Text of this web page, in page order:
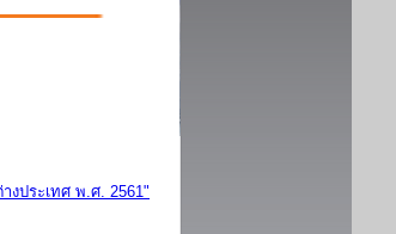
ประเทศ พ.ศ. 2561"